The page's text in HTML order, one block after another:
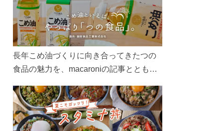
長年こめ油づくりに向き合ってきたつの
食品の魅力を、macaroniの記事とともに
ん、製造現場や品質へのこだわりまで。
こめ油をもっと好きになるコンテンツを
ぜひお楽しみください。